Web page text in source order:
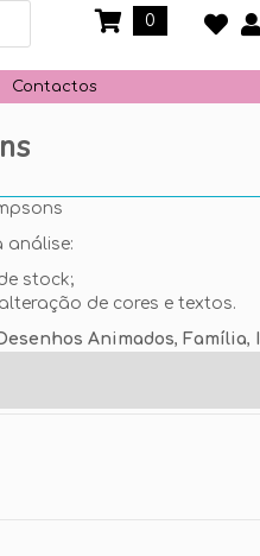
0
Contactos
análise:
stock;
de cores e textos.
Desenhos Animados, Família,